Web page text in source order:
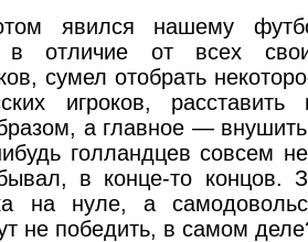
явился нашему
отличие от всех
сумел отобрать
игроков,
а главное — внушить
голландцев совсем
в конце-то концов.
на нуле, а
не победить, в самом